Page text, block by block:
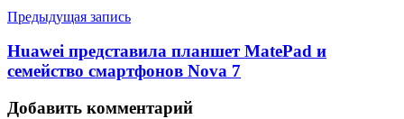
Предыдущая запись
Huawei представила планшет MatePad и
семейство смартфонов Nova 7
Добавить комментарий